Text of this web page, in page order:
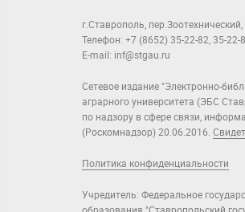
г.Ставрополь, пер.Зоотехнический,
Телефон: +7 (8652) 35-22-82, 35-22-
E-mail: inf@stgau.ru
Сетевое издание "Электронно-
аграрного университета (ЭБС
по надзору в сфере связи,
(Роскомнадзор) 20.06.2016.
Политика конфиденциальности
Учредитель: Федеральное